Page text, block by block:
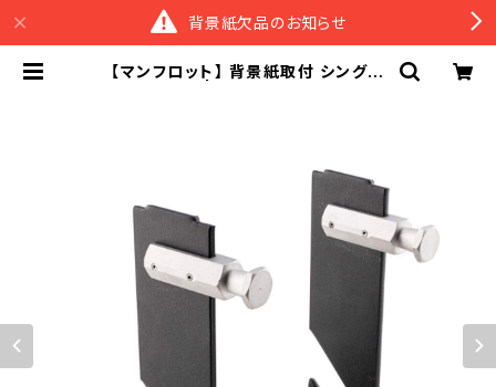
背景紙欠品のお知らせ
【マンフロット】 背景紙取付 シングル